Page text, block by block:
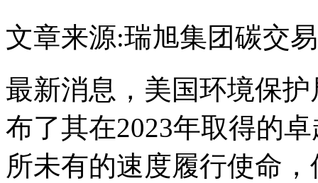
文章来源:瑞旭集团碳交
最新消息，美国环境保
布了其在2023年取得的
所未有的速度履行使命